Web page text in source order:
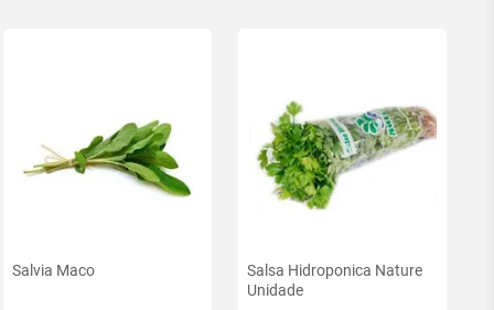
Salvia Maco
Salsa Hidroponica Nature
Unidade